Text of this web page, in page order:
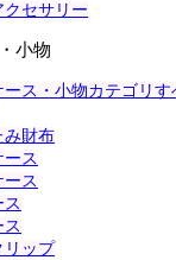
クセサリー
小物
ース・小物カテゴリす
み財布
ース
ース
ス
ス
リップ